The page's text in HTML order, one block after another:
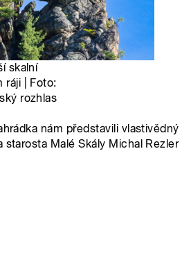
skalní
ráji | Foto:
rozhlas
nám představili vlastivědný
starosta Malé Skály Michal Rezler